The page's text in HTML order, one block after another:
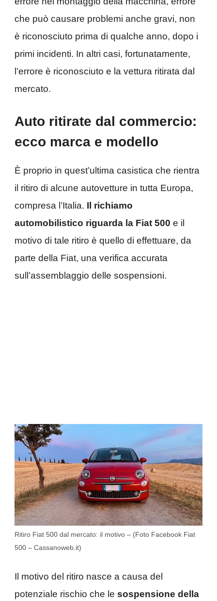
che può causare problemi anche gravi, non
è riconosciuto prima di qualche anno, dopo i
primi incidenti. In altri casi, fortunatamente,
l’errore è riconosciuto e la vettura ritirata dal
mercato.
Auto ritirate dal commercio:
ecco marca e modello
È proprio in quest’ultima casistica che rientra
il ritiro di alcune autovetture in tutta Europa,
compresa l’Italia. Il richiamo
automobilistico riguarda la Fiat 500 e il
motivo di tale ritiro è quello di effettuare, da
parte della Fiat, una verifica accurata
sull’assemblaggio delle sospensioni.
Ritiro Fiat 500 dal mercato: il motivo – (Foto Facebook Fiat
500 – Cassanoweb.it)
Il motivo del ritiro nasce a causa del
potenziale rischio che le sospensione della